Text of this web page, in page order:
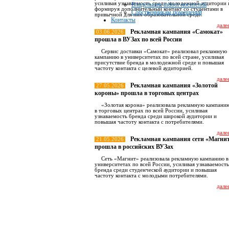
Владельцам indoor носителей
Собственникам помещений
Контакты
усиливая узнаваемость среди молодежной аудитории
формируя дополнительный контакт со студентами в
привычной для них образовательной среде.
03.06.2026
Рекламная кампания «Самокат»
прошла в ВУЗах по всей России
Сервис доставки «Самокат» реализовал рекламную
кампанию в университетах по всей стране, усиливая
присутствие бренда в молодежной среде и повышая
частоту контакта с целевой аудиторией.
27.05.2026
Рекламная кампания «Золотой
короны» прошла в торговых центрах
«Золотая корона» реализовала рекламную
в торговых центрах по всей России, усиливая
узнаваемость бренда среди широкой аудитории и
повышая частоту контакта с потребителями.
21.05.2026
Рекламная кампания сети
прошла в российских ВУЗах
Сеть «Магнит» реализовала рекламную кампанию в
университетах по всей России, усиливая узнаваемость
бренда среди студенческой аудитории и повышая
частоту контакта с молодыми потребителями.